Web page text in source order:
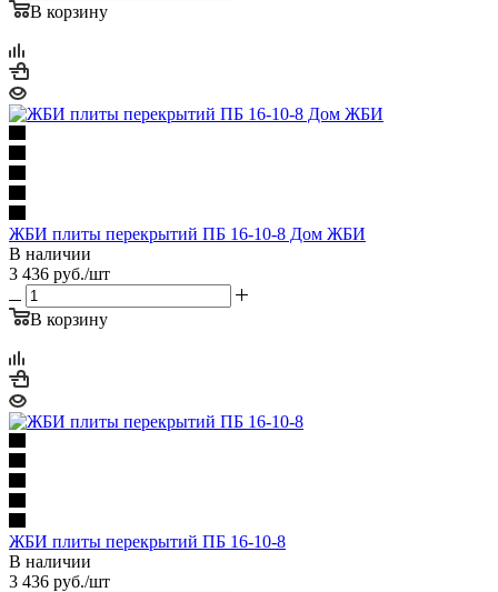
В корзину
ЖБИ плиты перекрытий ПБ 16-10-8 Дом ЖБИ
В наличии
3 436 руб./шт
В корзину
ЖБИ плиты перекрытий ПБ 16-10-8
В наличии
3 436 руб./шт